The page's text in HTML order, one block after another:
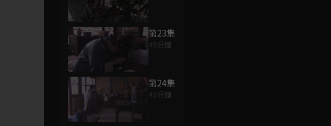
第23集
45分鐘
第24集
45分鐘